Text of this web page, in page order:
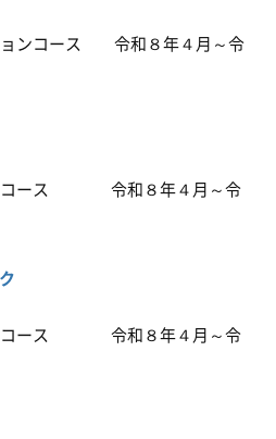
ョンコース 令和８年４月～令
スコース 令和８年４月～令
スコース 令和８年４月～令